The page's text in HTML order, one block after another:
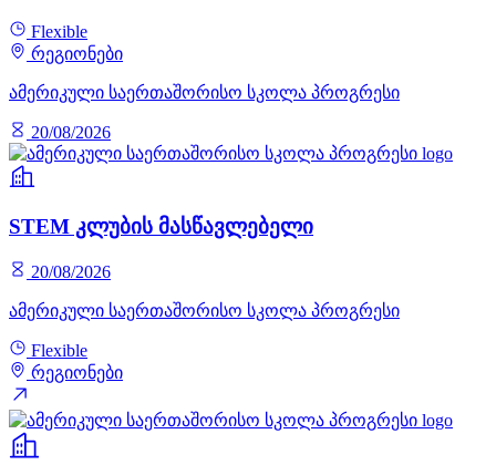
Flexible
რეგიონები
ამერიკული საერთაშორისო სკოლა პროგრესი
20/08/2026
STEM კლუბის მასწავლებელი
20/08/2026
ამერიკული საერთაშორისო სკოლა პროგრესი
Flexible
რეგიონები